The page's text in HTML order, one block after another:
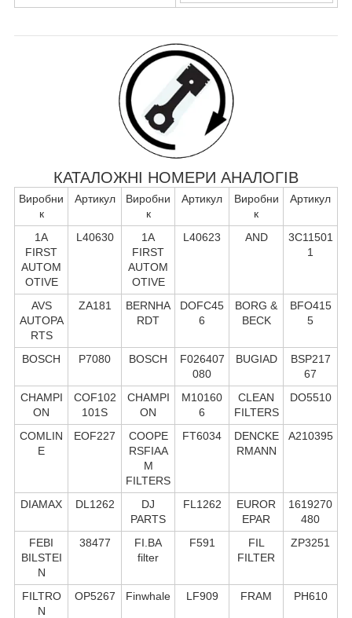
КАТАЛОЖНІ НОМЕРИ АНАЛОГІВ
Виробни
к
Артикул
Виробни
к
Артикул
Виробни
к
Артикул
1A
FIRST
AUTOM
OTIVE
L40630
1A
FIRST
AUTOM
OTIVE
L40623 AND
3C11501
1
AVS
AUTOPA
RTS
ZA181
BERNHA
RDT
DOFC45
6
BORG &
BECK
BFO415
5
BOSCH P7080 BOSCH
F026407
080
BUGIAD
BSP217
67
CHAMPI
ON
COF102
101S
CHAMPI
ON
M10160
6
CLEAN
FILTERS
DO5510
COMLIN
E
EOF227
COOPE
RSFIAA
M
FILTERS
FT6034
DENCKE
RMANN
A210395
DIAMAX DL1262
DJ
PARTS
FL1262
EUROR
EPAR
1619270
480
FEBI
BILSTEI
N
38477
FI.BA
filter
F591
FIL
FILTER
ZP3251
FILTRO
N
OP5267 Finwhale LF909 FRAM PH610